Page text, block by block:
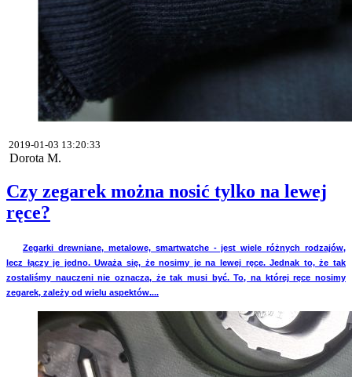
2019-01-03 13:20:33
Dorota M.
Czy zegarek można nosić tylko na lewej
ręce?
Zegarki drewniane, metalowe, smartwatche - jest wiele różnych rodzajów,
lecz łączy je jedno. Uważa się, że nosimy je na lewej ręce. Jednak to, że tak
zostaliśmy nauczeni nie oznacza, że tak musi być. To, na której ręce nosimy
zegarek, zależy od wielu aspektów....